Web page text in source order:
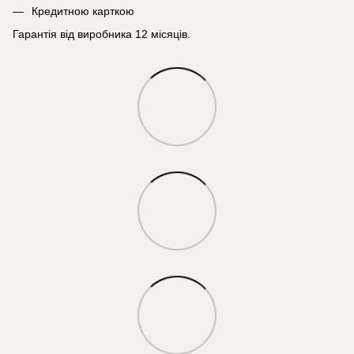
Кредитною карткою
Гарантія від виробника 12 місяців.